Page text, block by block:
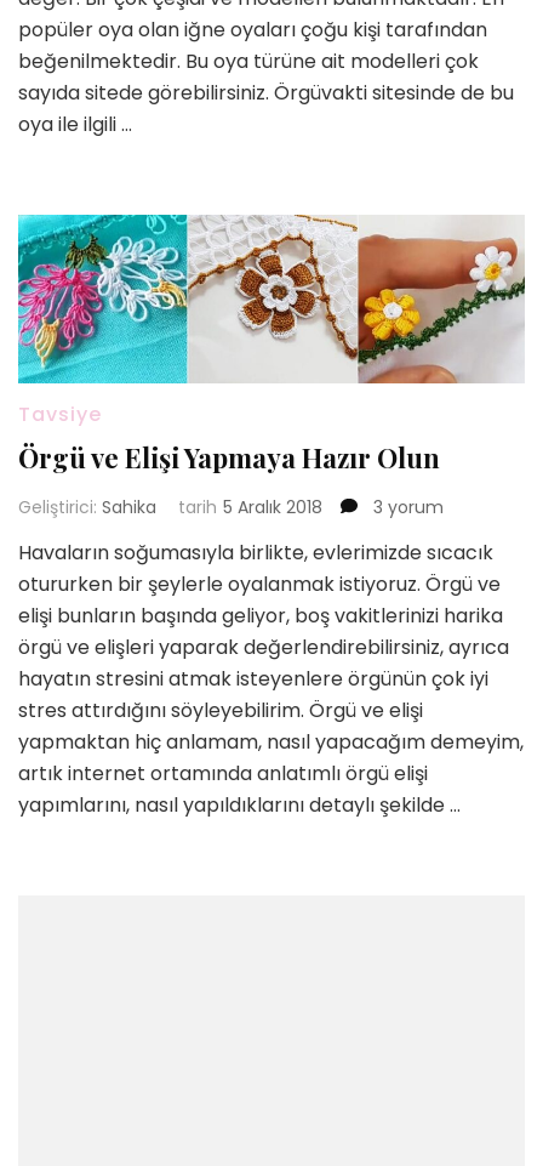
popüler oya olan iğne oyaları çoğu kişi tarafından
beğenilmektedir. Bu oya türüne ait modelleri çok
sayıda sitede görebilirsiniz. Örgüvakti sitesinde de bu
oya ile ilgili …
Tavsiye
Örgü ve Elişi Yapmaya Hazır Olun
Geliştirici: Sahika tarih 5 Aralık 2018
Örgü
Elişi
Yapmaya
Hazır
için
3 yorum
Havaların soğumasıyla birlikte, evlerimizde sıcacık
otururken bir şeylerle oyalanmak istiyoruz. Örgü ve
elişi bunların başında geliyor, boş vakitlerinizi harika
örgü ve elişleri yaparak değerlendirebilirsiniz, ayrıca
hayatın stresini atmak isteyenlere örgünün çok iyi
stres attırdığını söyleyebilirim. Örgü ve elişi
yapmaktan hiç anlamam, nasıl yapacağım demeyim,
artık internet ortamında anlatımlı örgü elişi
yapımlarını, nasıl yapıldıklarını detaylı şekilde …